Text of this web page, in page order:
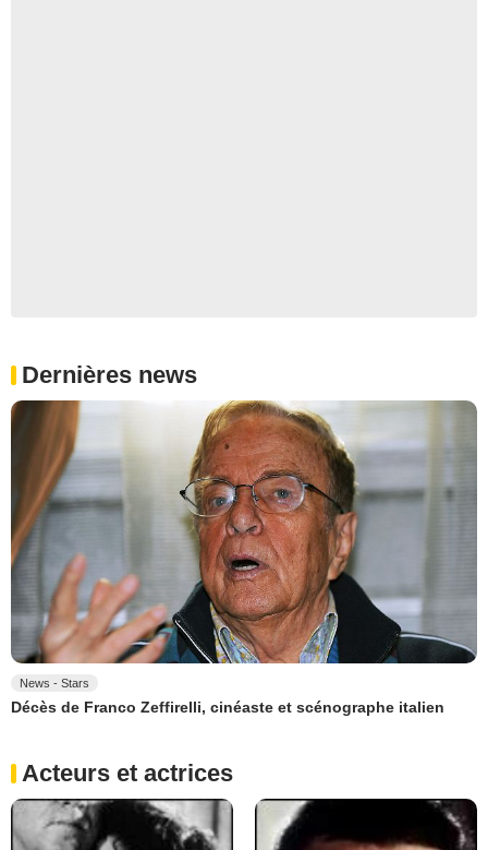
Dernières news
News - Stars
Décès de Franco Zeffirelli, cinéaste et scénographe italien
Acteurs et actrices